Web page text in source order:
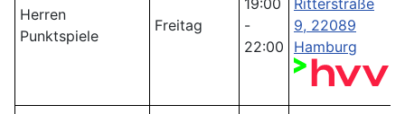
Herren
Punktspiele
Freitag
19:00
-
22:00
Ritterstraße
9, 22089
Hamburg